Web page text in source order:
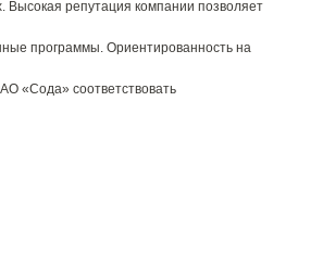
Высокая репутация компании позволяет
программы. Ориентированность на
«Сода» соответствовать